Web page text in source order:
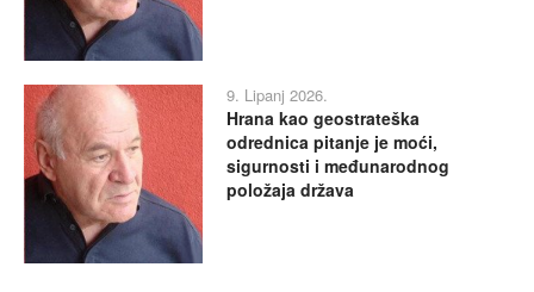
9. Lipanj 2026.
Hrana kao geostrateška
odrednica pitanje je moći,
sigurnosti i međunarodnog
položaja država